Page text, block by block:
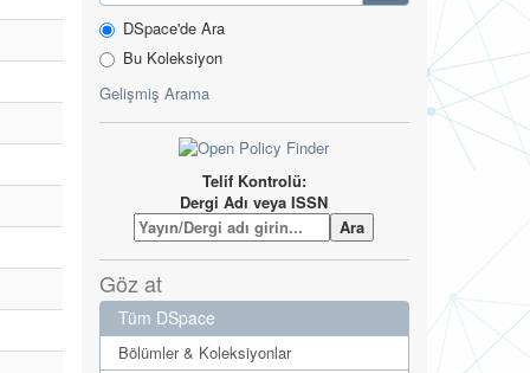
DSpace'de Ara
Bu Koleksiyon
Gelişmiş Arama
Telif Kontrolü:
Dergi Adı veya ISSN
Göz at
Tüm DSpace
Bölümler & Koleksiyonlar